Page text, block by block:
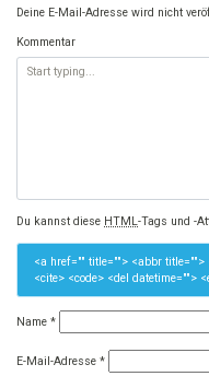
Deine E-Mail-Adresse wird nicht
Kommentar
Du kannst diese HTML-Tags und -
<a href="" title=""> <abbr
<cite> <code> <del datetime="">
Name *
E-Mail-Adresse *